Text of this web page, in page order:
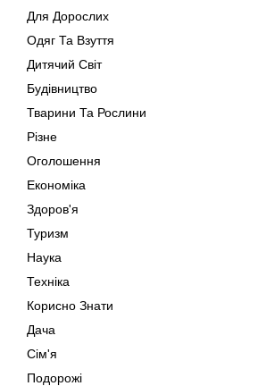
Для Дорослих
Одяг Та Взуття
Дитячий Світ
Будівництво
Тварини Та Рослини
Різне
Оголошення
Економіка
Здоров'я
Туризм
Наука
Техніка
Корисно Знати
Дача
Сім'я
Подорожі